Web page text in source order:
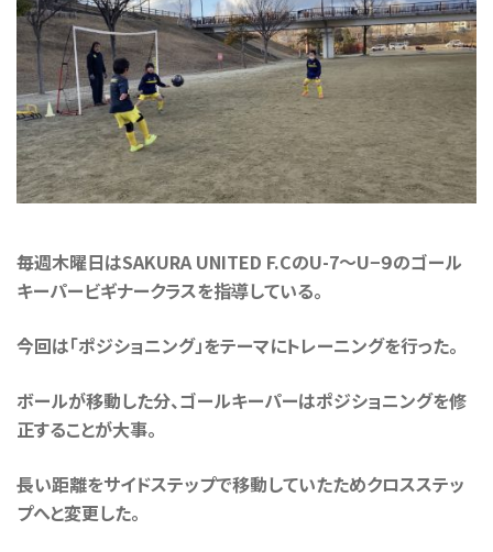
毎週木曜日はSAKURA UNITED F.CのU-7〜U−９のゴール
キーパービギナークラスを指導している。
今回は「ポジショニング」をテーマにトレーニングを行った。
ボールが移動した分、ゴールキーパーはポジショニングを修
正することが大事。
長い距離をサイドステップで移動していたためクロスステッ
プへと変更した。